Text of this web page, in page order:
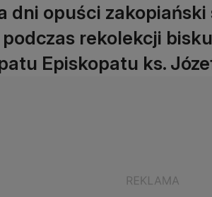
dni opuści zakopiański
podczas rekolekcji
Episkopatu ks.